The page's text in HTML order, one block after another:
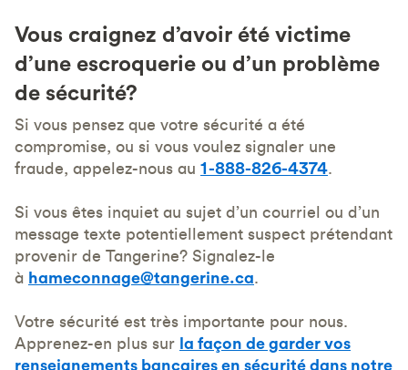
Vous craignez d’avoir été victime
d’une escroquerie ou d’un problème
de sécurité?
Si vous pensez que votre sécurité a été
compromise, ou si vous voulez signaler une
fraude, appelez-nous au 1-888-826-4374.
Si vous êtes inquiet au sujet d’un courriel ou d’un
message texte potentiellement suspect prétendant
provenir de Tangerine? Signalez-le
à hameconnage@tangerine.ca.
Votre sécurité est très importante pour nous.
Apprenez-en plus sur la façon de garder vos
renseignements bancaires en sécurité dans notre